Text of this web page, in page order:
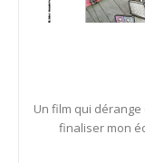
Un film qui dérange
finaliser mon